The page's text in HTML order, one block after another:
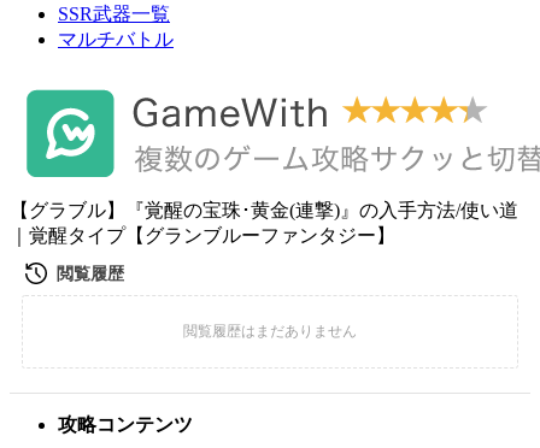
SSR武器一覧
マルチバトル
【グラブル】『覚醒の宝珠･黄金(連撃)』の入手方法/使い道
｜覚醒タイプ【グランブルーファンタジー】
攻略コンテンツ